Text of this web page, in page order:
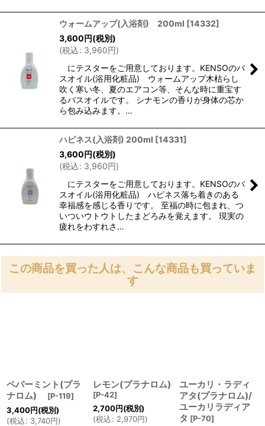
ウォームアップ(入浴剤) 200ml [14332]
3,600円(税別)
(税込: 3,960円)
にテスターをご用意しております。KENSOのバ
スオイル(浴用化粧品) ウォームアップ木枯らし
吹く寒い冬、夏のエアコン等、そんな時に重宝す
るバスオイルです。 シナモンの香りが身体の芯か
ら包み込みます。…
ハピネス(入浴剤) 200ml [14331]
3,600円(税別)
(税込: 3,960円)
にテスターをご用意しております。KENSOのバ
スオイル(浴用化粧品) ハピネス落ち着きのある
幸福感を感じる香りです。 至福の時に包まれ、つ
いついウトウトしたまどろみを覚えます。 現実の
疲れをわすれさ…
この商品を買った人は、こんな商品も買っていま
す
ペパーミント(プラ
ナロム)
[P-119]
3,400円(税別)
(税込: 3,740円)
レモン(プラナロム)
[P-42]
2,700円(税別)
(税込: 2,970円)
ユーカリ・ラディ
アタ(プラナロム)/
ユーカリラディア
タ [P-70]